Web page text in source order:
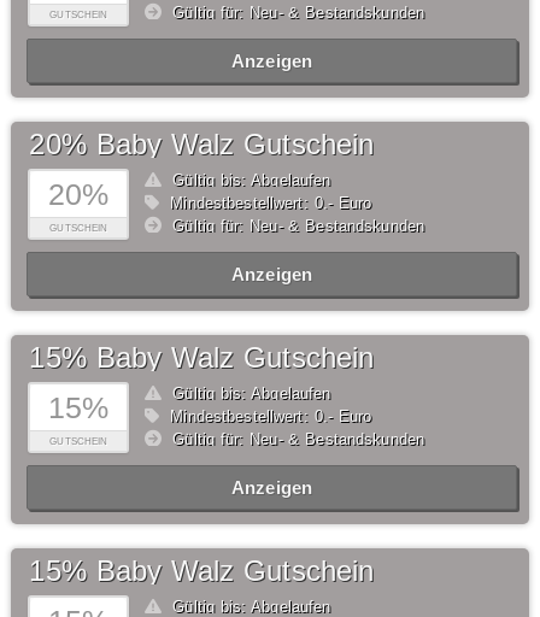
GUTSCHEIN
Gültig für: Neu- & Bestandskunden
Anzeigen
20%
GUTSCHEIN
20% Baby Walz Gutschein
Gültig bis: Abgelaufen
Mindestbestellwert: 0,- Euro
Gültig für: Neu- & Bestandskunden
Anzeigen
15%
GUTSCHEIN
15% Baby Walz Gutschein
Gültig bis: Abgelaufen
Mindestbestellwert: 0,- Euro
Gültig für: Neu- & Bestandskunden
Anzeigen
15% Baby Walz Gutschein
Gültig bis: Abgelaufen